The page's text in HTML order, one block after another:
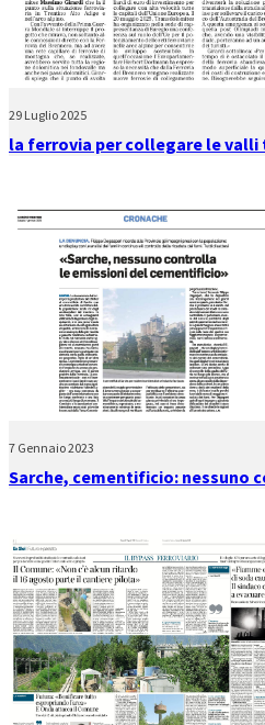
29 Luglio 2025
la ferrovia per collegare le
7 Gennaio 2023
Sarche, cementificio: nessuno